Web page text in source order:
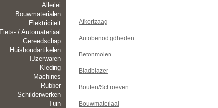
Allerlei
Bouwmaterialen
Elektriciteit
Fiets- / Automateriaal
Gereedschap
Huishoudartikelen
IJzerwaren
Kleding
Machines
Rubber
Schilderwerken
Tuin
Afkortzaag
Autobenodigdheden
Betonmolen
Bladblazer
Bouten/Schroeven
Bouwmateriaal